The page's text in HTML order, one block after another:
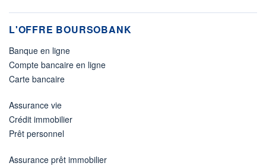
L'OFFRE BOURSOBANK
Banque en ligne
Compte bancaire en ligne
Carte bancaire
Assurance vie
Crédit immobilier
Prêt personnel
Assurance prêt immobilier